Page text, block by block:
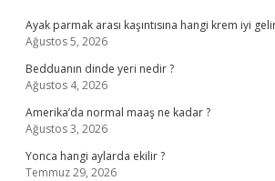
Ayak parmak arası kaşıntısına hangi krem iyi
Ağustos 5, 2026
Bedduanın dinde yeri nedir ?
Ağustos 4, 2026
Amerika’da normal maaş ne kadar ?
Ağustos 3, 2026
Yonca hangi aylarda ekilir ?
Temmuz 29, 2026